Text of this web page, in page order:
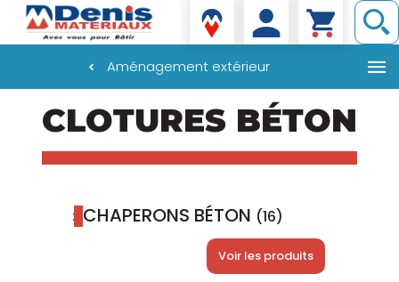
contenu
Denis matériaux
Aménagement extérieur
CLOTURES BÉTON
CHAPERONS BÉTON (16)
Voir les produits